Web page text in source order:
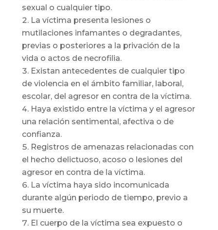
sexual o cualquier tipo.
La víctima presenta lesiones o
mutilaciones infamantes o degradantes,
previas o posteriores a la privación de la
vida o actos de necrofilia.
Existan antecedentes de cualquier tipo
de violencia en el ámbito familiar, laboral,
escolar, del agresor en contra de la víctima.
Haya existido entre la víctima y el agresor
una relación sentimental, afectiva o de
confianza.
Registros de amenazas relacionadas con
el hecho delictuoso, acoso o lesiones del
agresor en contra de la víctima.
La víctima haya sido incomunicada
durante algún periodo de tiempo, previo a
su muerte.
El cuerpo de la víctima sea expuesto o